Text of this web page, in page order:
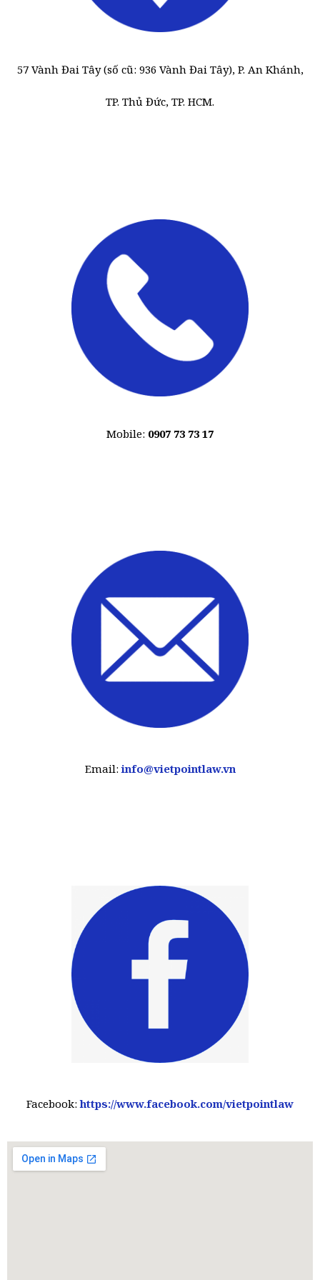
57 Vành Đai Tây (số cũ: 936 Vành Đai Tây), P. An Khánh,
TP. Thủ Đức, TP. HCM.
Mobile: 0907 73 73 17
Email:info@vietpointlaw.vn
Facebook:https://www.facebook.com/vietpointlaw